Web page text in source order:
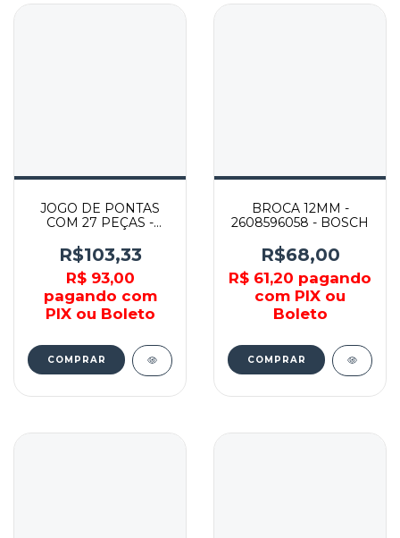
JOGO DE PONTAS
COM 27 PEÇAS -
R$103,33
R$ 93,00
pagando com
PIX ou Boleto
COMPRAR
BROCA 12MM -
2608596058 - BOSCH
R$68,00
R$ 61,20 pagando
com PIX ou
Boleto
COMPRAR